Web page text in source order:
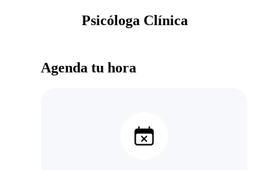
Psicóloga Clínica
Agenda tu hora